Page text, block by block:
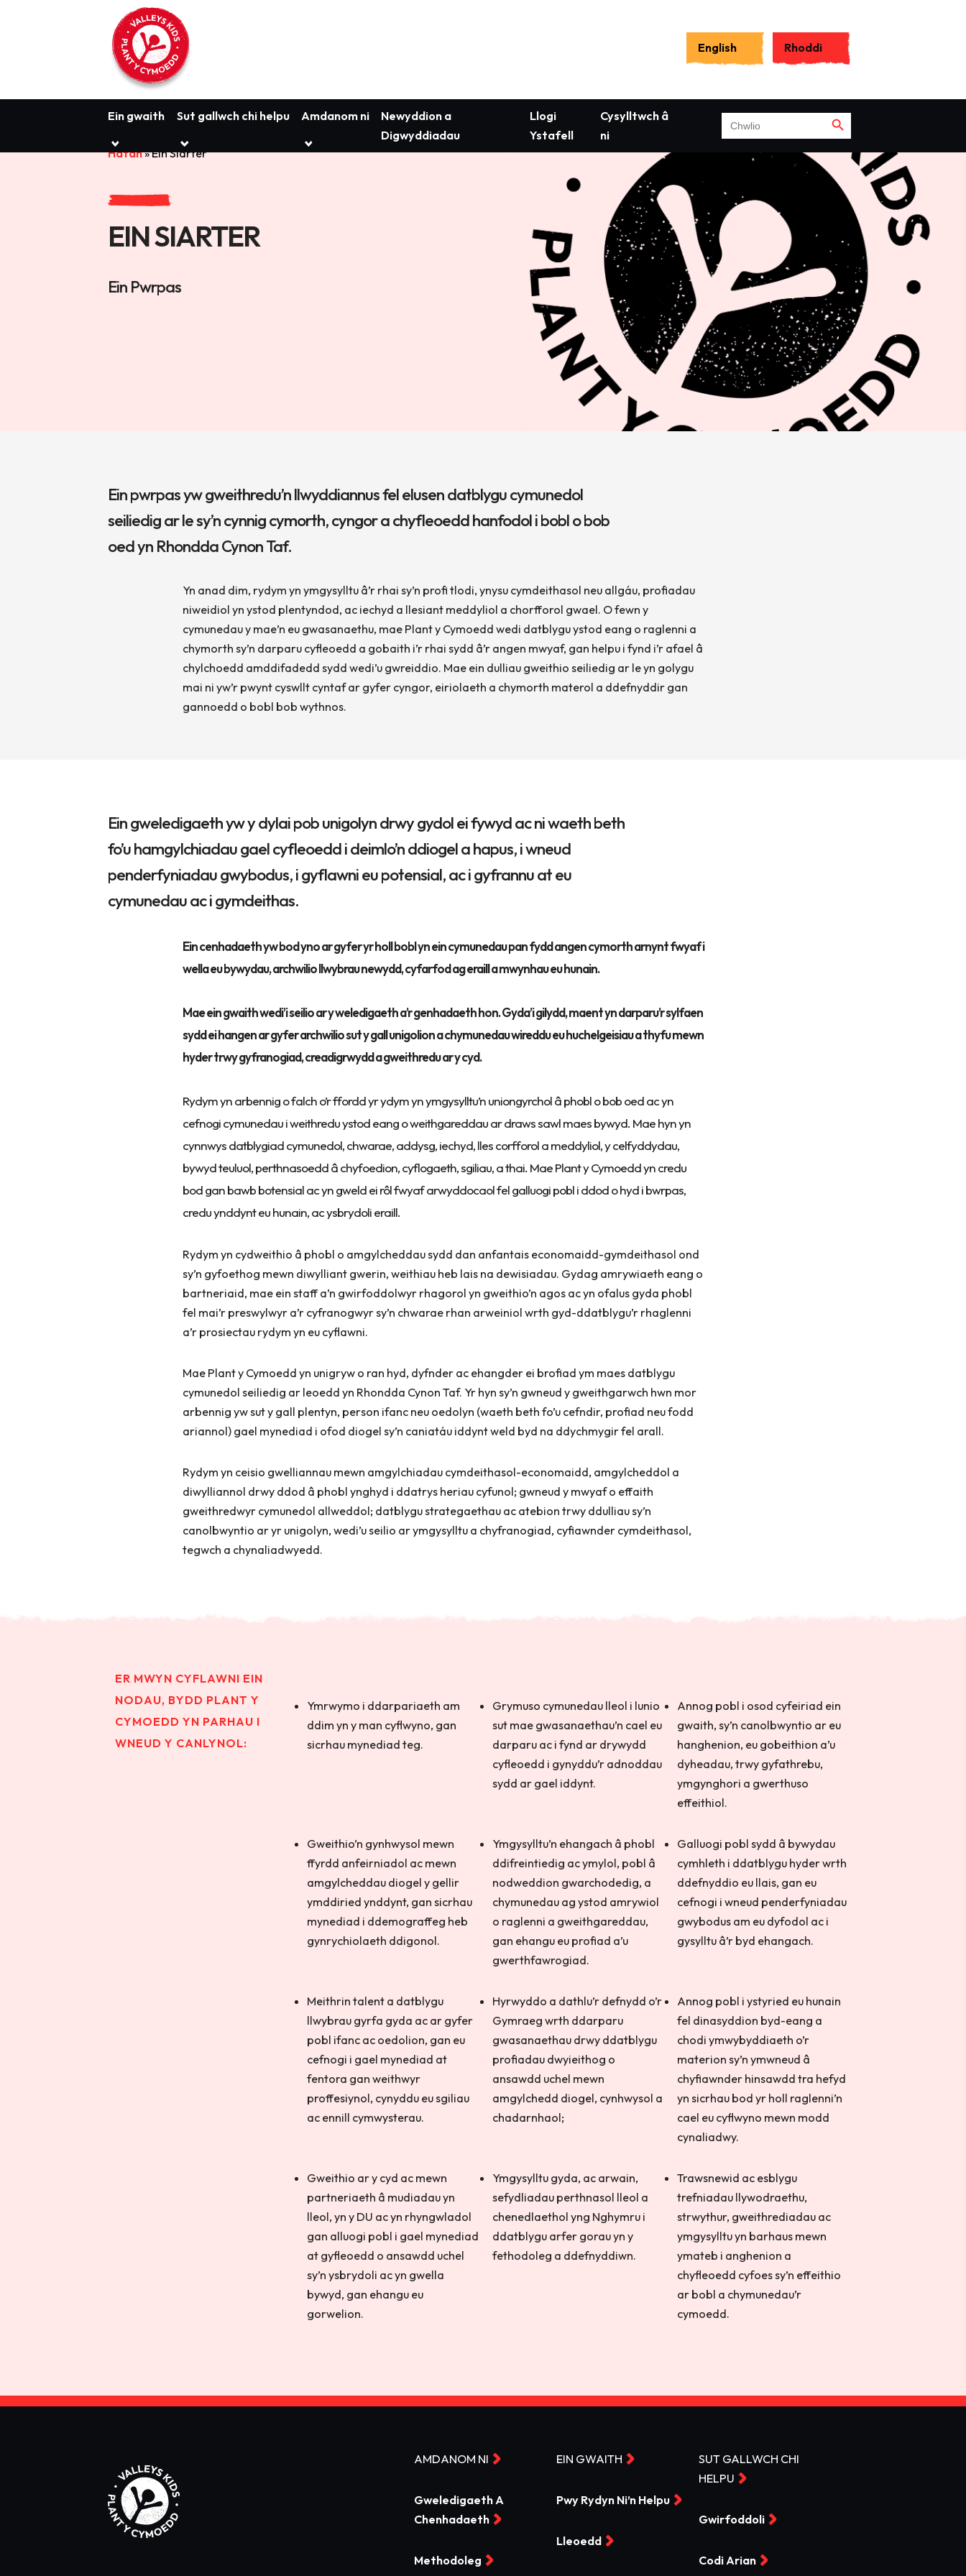
English Rhoddi
Ein gwaith Sut gallwch chi helpu Amdanom ni
Newyddion a
Digwyddiadau
Llogi
Ystafell
Cysylltwch â
ni
for:
Search Button
Hafan»Ein Siarter
EIN SIARTER
Ein Pwrpas
Ein pwrpas yw gweithredu’n llwyddiannus fel elusen datblygu cymunedol
seiliedig ar le sy’n cynnig cymorth, cyngor a chyfleoedd hanfodol i bobl o bob
oed yn Rhondda Cynon Taf.
Yn anad dim, rydym yn ymgysylltu â’r rhai sy’n profi tlodi, ynysu cymdeithasol neu allgáu, profiadau
niweidiol yn ystod plentyndod, ac iechyd a llesiant meddyliol a chorfforol gwael. O fewn y
cymunedau y mae’n eu gwasanaethu, mae Plant y Cymoedd wedi datblygu ystod eang o raglenni a
chymorth sy’n darparu cyfleoedd a gobaith i’r rhai sydd â’r angen mwyaf, gan helpu i fynd i’r afael â
chylchoedd amddifadedd sydd wedi’u gwreiddio. Mae ein dulliau gweithio seiliedig ar le yn golygu
mai ni yw’r pwynt cyswllt cyntaf ar gyfer cyngor, eiriolaeth a chymorth materol a ddefnyddir gan
gannoedd o bobl bob wythnos.
Ein gweledigaeth yw y dylai pob unigolyn drwy gydol ei fywyd ac ni waeth beth
fo’u hamgylchiadau gael cyfleoedd i deimlo’n ddiogel a hapus, i wneud
penderfyniadau gwybodus, i gyflawni eu potensial, ac i gyfrannu at eu
cymunedau ac i gymdeithas.
Ein cenhadaeth yw bod yno ar gyfer yr holl bobl yn ein cymunedau pan fydd angen cymorth arnynt fwyaf i
wella eu bywydau, archwilio llwybrau newydd, cyfarfod ag eraill a mwynhau eu hunain.
Mae ein gwaith wedi’i seilio ar y weledigaeth a’r genhadaeth hon. Gyda’i gilydd, maent yn darparu’r sylfaen
sydd ei hangen ar gyfer archwilio sut y gall unigolion a chymunedau wireddu eu huchelgeisiau a thyfu mewn
hyder trwy gyfranogiad, creadigrwydd a gweithredu ar y cyd.
Rydym yn arbennig o falch o’r ffordd yr ydym yn ymgysylltu’n uniongyrchol â phobl o bob oed ac yn
cefnogi cymunedau i weithredu ystod eang o weithgareddau ar draws sawl maes bywyd. Mae hyn yn
cynnwys datblygiad cymunedol, chwarae, addysg, iechyd, lles corfforol a meddyliol, y celfyddydau,
bywyd teuluol, perthnasoedd â chyfoedion, cyflogaeth, sgiliau, a thai. Mae Plant y Cymoedd yn credu
bod gan bawb botensial ac yn gweld ei rôl fwyaf arwyddocaol fel galluogi pobl i ddod o hyd i bwrpas,
credu ynddynt eu hunain, ac ysbrydoli eraill.
Rydym yn cydweithio â phobl o amgylcheddau sydd dan anfantais economaidd-gymdeithasol ond
sy’n gyfoethog mewn diwylliant gwerin, weithiau heb lais na dewisiadau. Gydag amrywiaeth eang o
bartneriaid, mae ein staff a’n gwirfoddolwyr rhagorol yn gweithio’n agos ac yn ofalus gyda phobl
fel mai’r preswylwyr a’r cyfranogwyr sy’n chwarae rhan arweiniol wrth gyd-ddatblygu’r rhaglenni
a’r prosiectau rydym yn eu cyflawni.
Mae Plant y Cymoedd yn unigryw o ran hyd, dyfnder ac ehangder ei brofiad ym maes datblygu
cymunedol seiliedig ar leoedd yn Rhondda Cynon Taf. Yr hyn sy’n gwneud y gweithgarwch hwn mor
arbennig yw sut y gall plentyn, person ifanc neu oedolyn (waeth beth fo’u cefndir, profiad neu fodd
ariannol) gael mynediad i ofod diogel sy’n caniatáu iddynt weld byd na ddychmygir fel arall.
Rydym yn ceisio gwelliannau mewn amgylchiadau cymdeithasol-economaidd, amgylcheddol a
diwylliannol drwy ddod â phobl ynghyd i ddatrys heriau cyfunol; gwneud y mwyaf o effaith
gweithredwyr cymunedol allweddol; datblygu strategaethau ac atebion trwy ddulliau sy’n
canolbwyntio ar yr unigolyn, wedi’u seilio ar ymgysylltu a chyfranogiad, cyfiawnder cymdeithasol,
tegwch a chynaliadwyedd.
ER MWYN CYFLAWNI EIN
NODAU, BYDD PLANT Y
CYMOEDD YN PARHAU I
WNEUD Y CANLYNOL:
Ymrwymo i ddarpariaeth am
ddim yn y man cyflwyno, gan
sicrhau mynediad teg.
Grymuso cymunedau lleol i lunio
sut mae gwasanaethau’n cael eu
darparu ac i fynd ar drywydd
cyfleoedd i gynyddu’r adnoddau
sydd ar gael iddynt.
Annog pobl i osod cyfeiriad ein
gwaith, sy’n canolbwyntio ar eu
hanghenion, eu gobeithion a’u
dyheadau, trwy gyfathrebu,
ymgynghori a gwerthuso
effeithiol.
Gweithio’n gynhwysol mewn
ffyrdd anfeirniadol ac mewn
amgylcheddau diogel y gellir
ymddiried ynddynt, gan sicrhau
mynediad i ddemograffeg heb
gynrychiolaeth ddigonol.
Ymgysylltu’n ehangach â phobl
ddifreintiedig ac ymylol, pobl â
nodweddion gwarchodedig, a
chymunedau ag ystod amrywiol
o raglenni a gweithgareddau,
gan ehangu eu profiad a’u
gwerthfawrogiad.
Galluogi pobl sydd â bywydau
cymhleth i ddatblygu hyder wrth
ddefnyddio eu llais, gan eu
cefnogi i wneud penderfyniadau
gwybodus am eu dyfodol ac i
gysylltu â’r byd ehangach.
Meithrin talent a datblygu
llwybrau gyrfa gyda ac ar gyfer
pobl ifanc ac oedolion, gan eu
cefnogi i gael mynediad at
fentora gan weithwyr
proffesiynol, cynyddu eu sgiliau
ac ennill cymwysterau.
Hyrwyddo a dathlu’r defnydd o’r
Gymraeg wrth ddarparu
gwasanaethau drwy ddatblygu
profiadau dwyieithog o
ansawdd uchel mewn
amgylchedd diogel, cynhwysol a
chadarnhaol;
Annog pobl i ystyried eu hunain
fel dinasyddion byd-eang a
chodi ymwybyddiaeth o’r
materion sy’n ymwneud â
chyfiawnder hinsawdd tra hefyd
yn sicrhau bod yr holl raglenni’n
cael eu cyflwyno mewn modd
cynaliadwy.
Gweithio ar y cyd ac mewn
partneriaeth â mudiadau yn
lleol, yn y DU ac yn rhyngwladol
gan alluogi pobl i gael mynediad
at gyfleoedd o ansawdd uchel
sy’n ysbrydoli ac yn gwella
bywyd, gan ehangu eu
gorwelion.
Ymgysylltu gyda, ac arwain,
sefydliadau perthnasol lleol a
chenedlaethol yng Nghymru i
ddatblygu arfer gorau yn y
fethodoleg a ddefnyddiwn.
Trawsnewid ac esblygu
trefniadau llywodraethu,
strwythur, gweithrediadau ac
ymgysylltu yn barhaus mewn
ymateb i anghenion a
chyfleoedd cyfoes sy’n effeithio
ar bobl a chymunedau’r
cymoedd.
AMDANOM NI
Gweledigaeth A
Chenhadaeth
Methodoleg
EIN GWAITH
Pwy Rydyn Ni’n Helpu
Lleoedd
SUT GALLWCH CHI
HELPU
Gwirfoddoli
Codi Arian